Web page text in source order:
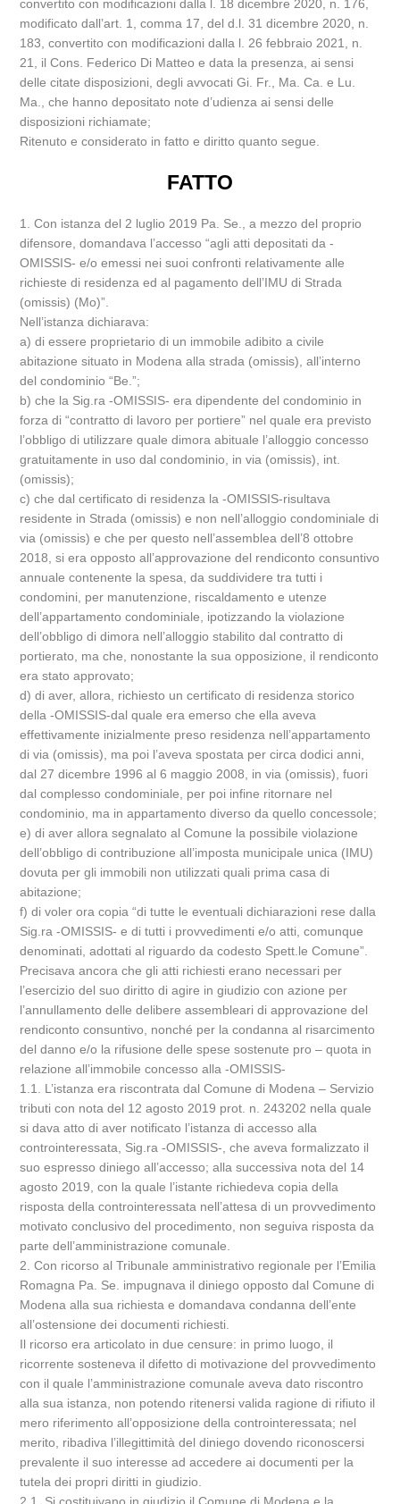
convertito con modificazioni dalla l. 18 dicembre 2020, n. 176,
modificato dall’art. 1, comma 17, del d.l. 31 dicembre 2020, n.
183, convertito con modificazioni dalla l. 26 febbraio 2021, n.
21, il Cons. Federico Di Matteo e data la presenza, ai sensi
delle citate disposizioni, degli avvocati Gi. Fr., Ma. Ca. e Lu.
Ma., che hanno depositato note d’udienza ai sensi delle
disposizioni richiamate;
Ritenuto e considerato in fatto e diritto quanto segue.
FATTO
1. Con istanza del 2 luglio 2019 Pa. Se., a mezzo del proprio
difensore, domandava l’accesso “agli atti depositati da -
OMISSIS- e/o emessi nei suoi confronti relativamente alle
richieste di residenza ed al pagamento dell’IMU di Strada
(omissis) (Mo)”.
Nell’istanza dichiarava:
a) di essere proprietario di un immobile adibito a civile
abitazione situato in Modena alla strada (omissis), all’interno
del condominio “Be.”;
b) che la Sig.ra -OMISSIS- era dipendente del condominio in
forza di “contratto di lavoro per portiere” nel quale era previsto
l’obbligo di utilizzare quale dimora abituale l’alloggio concesso
gratuitamente in uso dal condominio, in via (omissis), int.
(omissis);
c) che dal certificato di residenza la -OMISSIS-risultava
residente in Strada (omissis) e non nell’alloggio condominiale di
via (omissis) e che per questo nell’assemblea dell’8 ottobre
2018, si era opposto all’approvazione del rendiconto consuntivo
annuale contenente la spesa, da suddividere tra tutti i
condomini, per manutenzione, riscaldamento e utenze
dell’appartamento condominiale, ipotizzando la violazione
dell’obbligo di dimora nell’alloggio stabilito dal contratto di
portierato, ma che, nonostante la sua opposizione, il rendiconto
era stato approvato;
d) di aver, allora, richiesto un certificato di residenza storico
della -OMISSIS-dal quale era emerso che ella aveva
effettivamente inizialmente preso residenza nell’appartamento
di via (omissis), ma poi l’aveva spostata per circa dodici anni,
dal 27 dicembre 1996 al 6 maggio 2008, in via (omissis), fuori
dal complesso condominiale, per poi infine ritornare nel
condominio, ma in appartamento diverso da quello concessole;
e) di aver allora segnalato al Comune la possibile violazione
dell’obbligo di contribuzione all’imposta municipale unica (IMU)
dovuta per gli immobili non utilizzati quali prima casa di
abitazione;
f) di voler ora copia “di tutte le eventuali dichiarazioni rese dalla
Sig.ra -OMISSIS- e di tutti i provvedimenti e/o atti, comunque
denominati, adottati al riguardo da codesto Spett.le Comune”.
Precisava ancora che gli atti richiesti erano necessari per
l’esercizio del suo diritto di agire in giudizio con azione per
l’annullamento delle delibere assembleari di approvazione del
rendiconto consuntivo, nonché per la condanna al risarcimento
del danno e/o la rifusione delle spese sostenute pro – quota in
relazione all’immobile concesso alla -OMISSIS-
1.1. L’istanza era riscontrata dal Comune di Modena – Servizio
tributi con nota del 12 agosto 2019 prot. n. 243202 nella quale
si dava atto di aver notificato l’istanza di accesso alla
controinteressata, Sig.ra -OMISSIS-, che aveva formalizzato il
suo espresso diniego all’accesso; alla successiva nota del 14
agosto 2019, con la quale l’istante richiedeva copia della
risposta della controinteressata nell’attesa di un provvedimento
motivato conclusivo del procedimento, non seguiva risposta da
parte dell’amministrazione comunale.
2. Con ricorso al Tribunale amministrativo regionale per l’Emilia
Romagna Pa. Se. impugnava il diniego opposto dal Comune di
Modena alla sua richiesta e domandava condanna dell’ente
all’ostensione dei documenti richiesti.
Il ricorso era articolato in due censure: in primo luogo, il
ricorrente sosteneva il difetto di motivazione del provvedimento
con il quale l’amministrazione comunale aveva dato riscontro
alla sua istanza, non potendo ritenersi valida ragione di rifiuto il
mero riferimento all’opposizione della controinteressata; nel
merito, ribadiva l’illegittimità del diniego dovendo riconoscersi
prevalente il suo interesse ad accedere ai documenti per la
tutela dei propri diritti in giudizio.